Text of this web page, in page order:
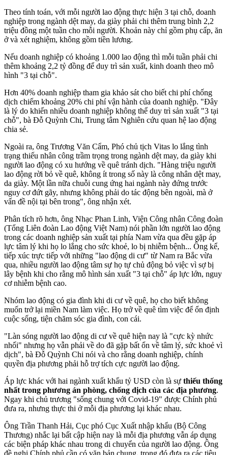
Theo tính toán, với mỗi người lao động thực hiện 3 tại chỗ, doanh
nghiệp trong ngành dệt may, da giày phải chi thêm trung bình 2,2
triệu đồng một tuần cho mỗi người. Khoản này chỉ gồm phụ cấp, ăn
ở và xét nghiệm, không gồm tiền lương.
Nếu doanh nghiệp có khoảng 1.000 lao động thì mỗi tuần phải chi
thêm khoảng 2,2 tỷ đồng để duy trì sản xuất, kinh doanh theo mô
hình "3 tại chỗ".
Hơn 40% doanh nghiệp tham gia khảo sát cho biết chi phí chống
dịch chiếm khoảng 20% chi phí vận hành của doanh nghiệp. "Đây
là lý do khiến nhiều doanh nghiệp không thể duy trì sản xuất "3 tại
chỗ", bà Đỗ Quỳnh Chi, Trung tâm Nghiên cứu quan hệ lao động
chia sẻ.
Ngoài ra, ông Trương Văn Cẩm, Phó chủ tịch Vitas lo lắng tình
trạng thiếu nhân công trầm trọng trong ngành dệt may, da giày khi
người lao động có xu hướng về quê tránh dịch. "Hàng triệu người
lao động rời bỏ về quê, không ít trong số này là công nhân dệt may,
da giày. Một lần nữa chuỗi cung ứng hai ngành này đứng trước
nguy cơ đứt gãy, nhưng không phải do tác động bên ngoài, mà ở
vấn đề nội tại bên trong", ông nhận xét.
Phân tích rõ hơn, ông Nhạc Phan Linh, Viện Công nhân Công đoàn
(Tổng Liên đoàn Lao động Việt Nam) nói phần lớn người lao động
trong các doanh nghiệp sản xuất tại phía Nam vừa qua đều gặp áp
lực tâm lý khi họ lo lắng cho sức khoẻ, lo bị nhiễm bệnh... Ông kể,
tiếp xúc trực tiếp với những "lao động di cư" từ Nam ra Bắc vừa
qua, nhiều người lao động tâm sự họ tự chủ động bỏ việc vì sợ bị
lây bệnh khi cho rằng mô hình sản xuất "3 tại chỗ" áp lực lớn, nguy
cơ nhiễm bệnh cao.
Nhóm lao động có gia đình khi di cư về quê, họ cho biết không
muốn trở lại miền Nam làm việc. Họ trở về quê tìm việc để ổn định
cuộc sống, tiện chăm sóc gia đình, con cái.
"Làn sóng người lao động di cư về quê hiện nay là "cực kỳ nhức
nhối" nhưng họ vẫn phải về do đã gặp bất ổn về tâm lý, sức khoẻ vì
dịch", bà Đỗ Quỳnh Chi nói và cho rằng doanh nghiệp, chính
quyền địa phương phải hỗ trợ tích cực người lao động.
Áp lực khác với hai ngành xuất khẩu tỷ USD còn là sự thiếu thống
nhất trong phương án phòng, chống dịch của các địa phương.
Ngay khi chủ trương "sống chung với Covid-19" được Chính phủ
đưa ra, nhưng thực thi ở mỗi địa phương lại khác nhau.
Ông Trần Thanh Hải, Cục phó Cục Xuất nhập khẩu (Bộ Công
Thương) nhắc lại bất cập hiện nay là mỗi địa phương vẫn áp dụng
các biện pháp khác nhau trong di chuyển của người lao động. Ông